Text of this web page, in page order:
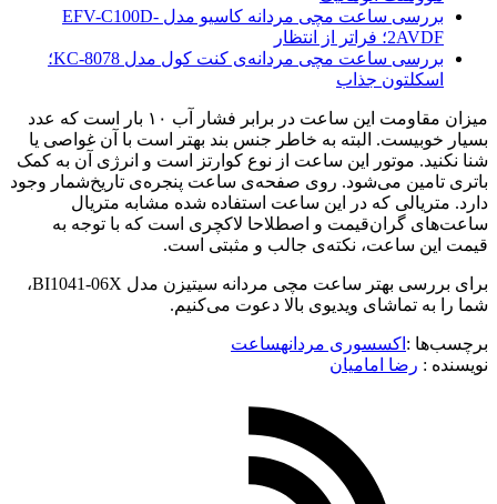
بررسی ساعت مچی مردانه کاسیو مدل EFV-C100D-
2AVDF؛ فراتر از انتظار
بررسی ساعت مچی مردانه‌ی کنت کول مدل KC-8078؛
اسکلتون جذاب
میزان مقاومت این ساعت در برابر فشار آب ۱۰ بار است که عدد
بسیار خوبیست. البته به خاطر جنس بند بهتر است با آن غواصی یا
شنا نکنید. موتور این ساعت از نوع کوارتز است و انرژی آن به کمک
باتری تامین می‌شود. روی صفحه‌ی ساعت پنجره‌ی تاریخ‌شمار وجود
دارد. متریالی که در این ساعت استفاده شده مشابه متریال
ساعت‌های گران‌قیمت و اصطلاحا لاکچری است که با توجه به
قیمت این ساعت، نکته‌ی جالب و مثبتی است.
برای بررسی بهتر ساعت مچی مردانه سیتیزن مدل BI1041-06X،
شما را به تماشای ویدیوی بالا دعوت می‌کنیم.
برچسب‌ها : اکسسوری مردانهساعت
نویسنده :‌ رضا امامیان